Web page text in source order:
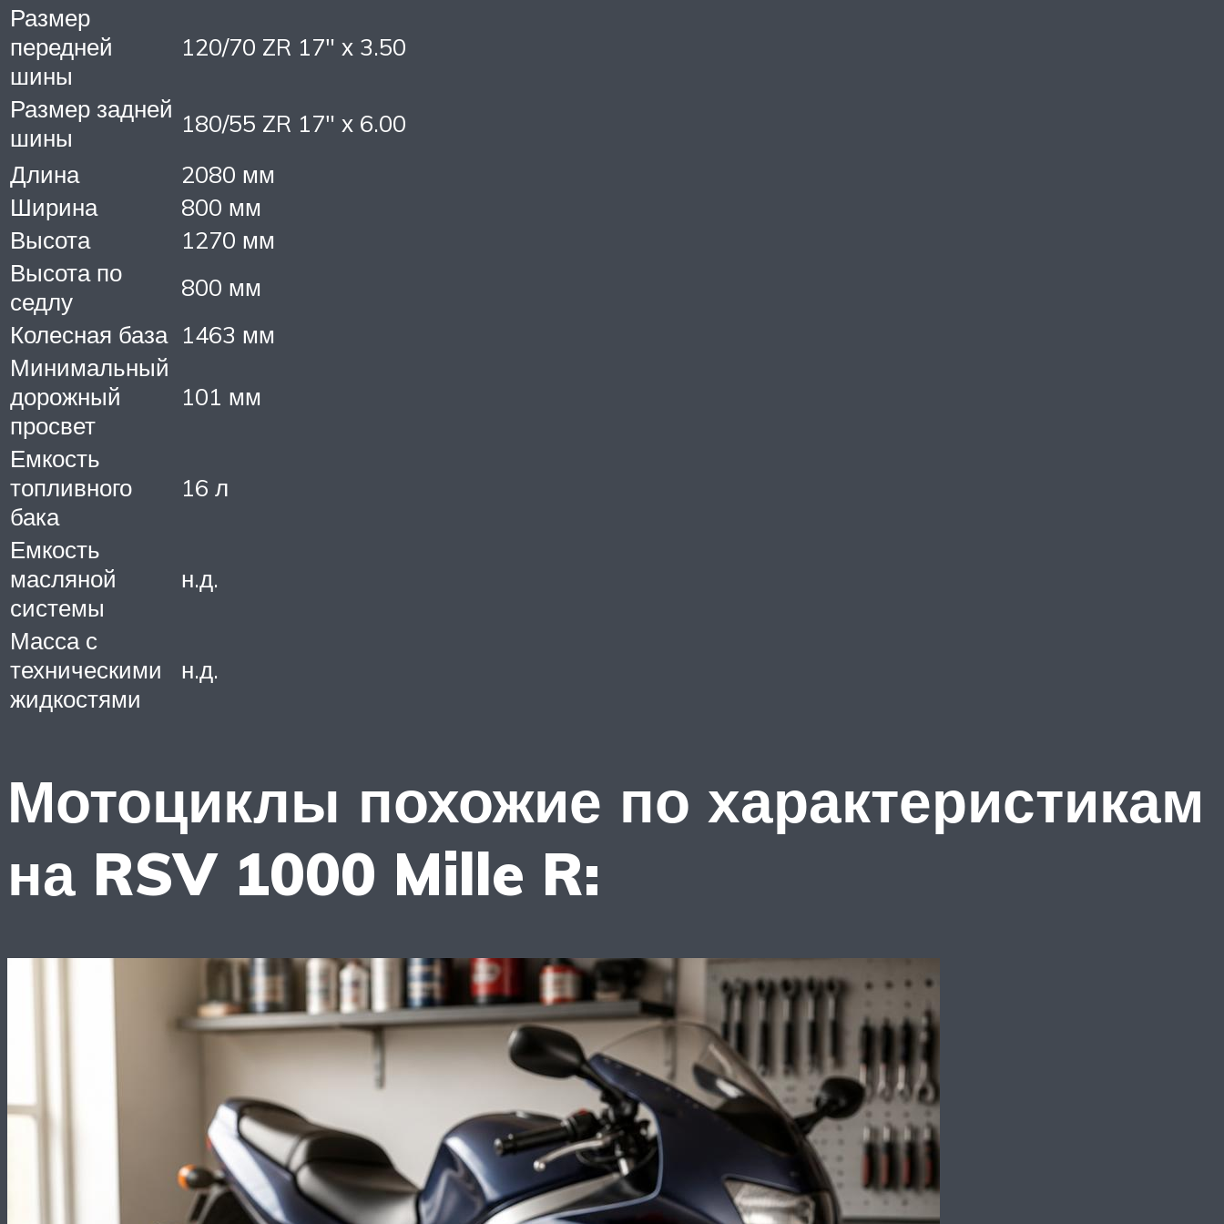
Размер
передней
шины
120/70 ZR 17″ х 3.50
Размер задней
шины
180/55 ZR 17″ х 6.00
Длина
2080 мм
Ширина
800 мм
Высота
1270 мм
Высота по
седлу
800 мм
Колесная база 1463 мм
Минимальный
дорожный
просвет
101 мм
Емкость
топливного
бака
16 л
Емкость
масляной
системы
н.д.
Масса с
техническими
жидкостями
н.д.
Мотоциклы похожие по характеристикам
на RSV 1000 Mille R: